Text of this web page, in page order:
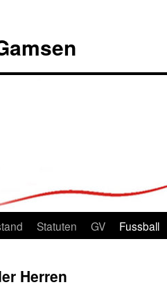
Statuten GV Fussball
Herren